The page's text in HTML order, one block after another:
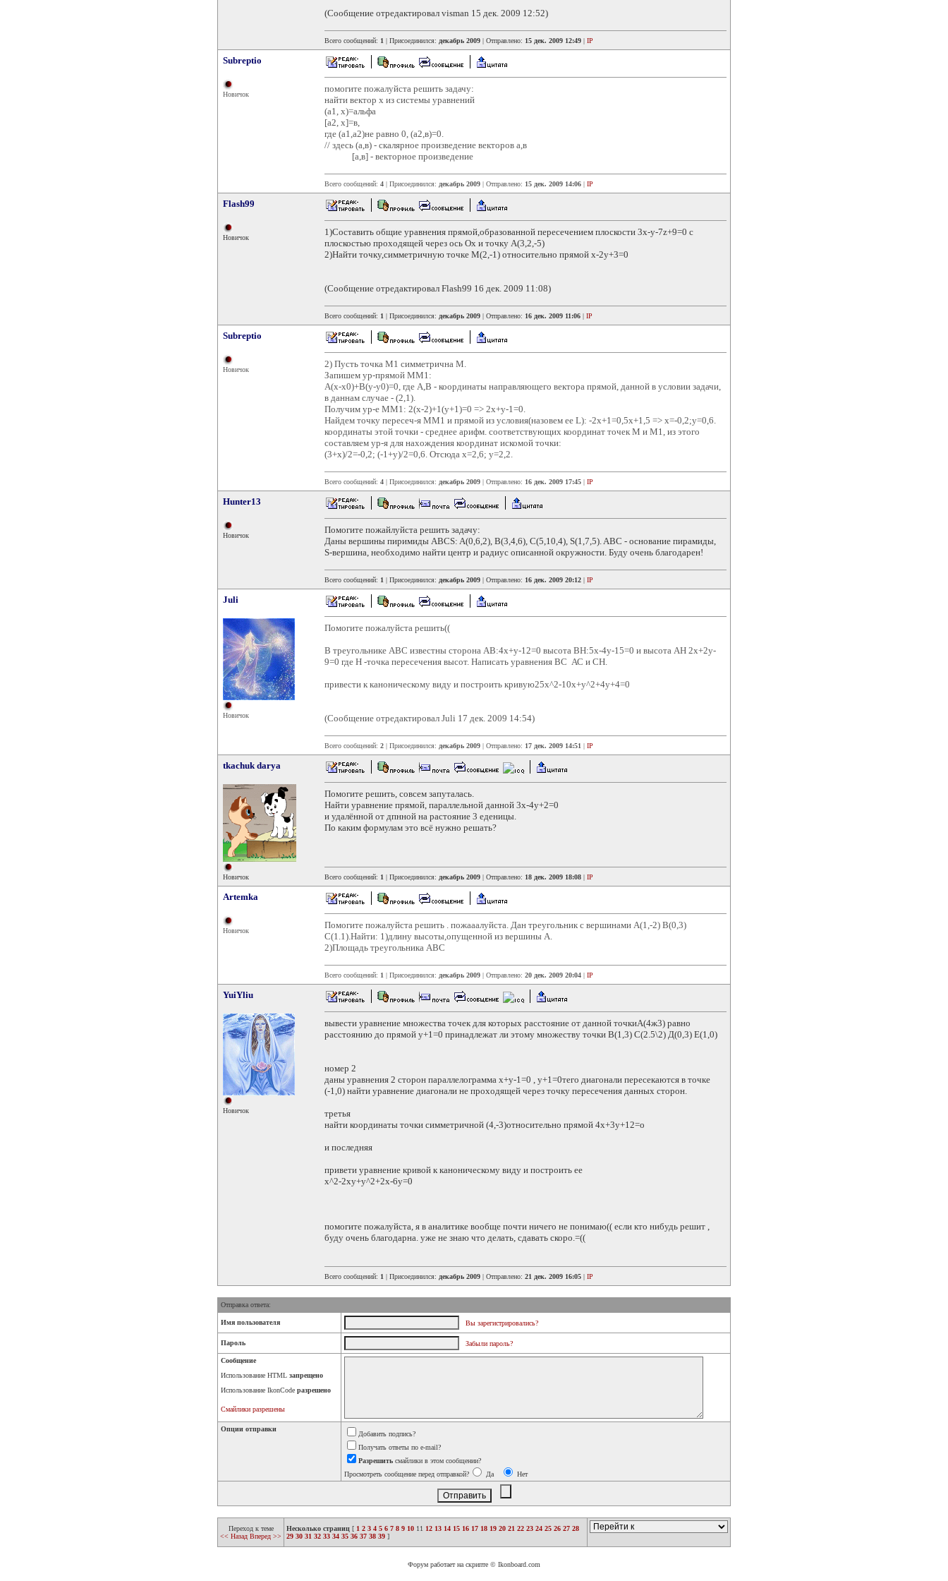
(Сообщение отредактировал visman 15 дек. 2009 12:52)
Всего сообщений: 1 | Присоединился: декабрь 2009 | Отправлено: 15 дек. 2009 12:49 | IP
Subreptio
Новичок
помогите пожалуйста решить задачу:
найти вектор х из системы уравнений
(а1, х)=альфа
[а2, х]=в,
где (а1,а2)не равно 0, (а2,в)=0.
// здесь (а,в) - скалярное произведение векторов а,в
[а,в] - векторное произведение
Всего сообщений: 4 | Присоединился: декабрь 2009 | Отправлено: 15 дек. 2009 14:06 | IP
Flash99
Новичок
1)Составить общие уравнения прямой,образованной пересечением плоскости 3х-у-7z+9=0 с
плоскостью проходящей через ось Ох и точку А(3,2,-5)
2)Найти точку,симметричную точке М(2,-1) относительно прямой х-2у+3=0
(Сообщение отредактировал Flash99 16 дек. 2009 11:08)
Всего сообщений: 1 | Присоединился: декабрь 2009 | Отправлено: 16 дек. 2009 11:06 | IP
Subreptio
Новичок
2) Пусть точка М1 симметрична М.
Запишем ур-прямой ММ1:
А(х-х0)+В(у-у0)=0, где А,В - координаты направляющего вектора прямой, данной в условии задачи,
в даннам случае - (2,1).
Получим ур-е ММ1: 2(х-2)+1(у+1)=0 => 2х+у-1=0.
Найдем точку пересеч-я ММ1 и прямой из условия(назовем ее L): -2х+1=0,5х+1,5 => х=-0,2;у=0,6.
координаты этой точки - среднее арифм. соответствующих координат точек М и М1, из этого
составляем ур-я для нахождения координат искомой точки:
(3+х)/2=-0,2; (-1+у)/2=0,6. Отсюда х=2,6; у=2,2.
Всего сообщений: 4 | Присоединился: декабрь 2009 | Отправлено: 16 дек. 2009 17:45 | IP
Hunter13
Новичок
Помогите пожайлуйста решить задачу:
Даны вершины пиримиды ABCS: A(0,6,2), B(3,4,6), C(5,10,4), S(1,7,5). ABC - основание пирамиды,
S-вершина, необходимо найти центр и радиус описанной окружности. Буду очень благодарен!
Всего сообщений: 1 | Присоединился: декабрь 2009 | Отправлено: 16 дек. 2009 20:12 | IP
Juli
Новичок
Помогите пожалуйста решить((
В треугольнике АВС известны сторона АВ:4x+y-12=0 высота ВН:5x-4y-15=0 и высота АН 2x+2y-
9=0 где H -точка пересечения высот. Написать уравнения ВС АС и СН.
привести к каноническому виду и построить кривую25x^2-10x+y^2+4y+4=0
(Сообщение отредактировал Juli 17 дек. 2009 14:54)
Всего сообщений: 2 | Присоединился: декабрь 2009 | Отправлено: 17 дек. 2009 14:51 | IP
tkachuk darya
Новичок
Помогите решить, совсем запуталась.
Найти уравнение прямой, параллельной данной 3х-4у+2=0
и удалённой от дпнной на растояние 3 еденицы.
По каким формулам это всё нужно решать?
Всего сообщений: 1 | Присоединился: декабрь 2009 | Отправлено: 18 дек. 2009 18:08 | IP
Artemka
Новичок
Помогите пожалуйста решить . пожааалуйста. Дан треугольник с вершинами А(1,-2) B(0,3)
C(1.1).Найти: 1)длину высоты,опущенной из вершины A.
2)Площадь треугольника ABC
Всего сообщений: 1 | Присоединился: декабрь 2009 | Отправлено: 20 дек. 2009 20:04 | IP
YuiYliu
Новичок
вывести уравнение множества точек для которых расстояние от данной точкиА(4ж3) равно
расстоянию до прямой у+1=0 принадлежат ли этому множеству точки В(1,3) С(2.5\2) Д(0,3) Е(1,0)
номер 2
даны уравнения 2 сторон параллелограмма х+у-1=0 , у+1=0тего диагонали пересекаются в точке
(-1,0) найти уравнение диагонали не проходящей через точку пересечения данных сторон.
третья
найти координаты точки симметричной (4,-3)относительно прямой 4х+3у+12=о
и последняя
привети уравнение кривой к каноническому виду и построить ее
х^2-2ху+у^2+2х-6у=0
помогите пожалуйста, я в аналитике вообще почти ничего не понимаю(( если кто нибудь решит ,
буду очень благодарна. уже не знаю что делать, сдавать скоро.=((
Всего сообщений: 1 | Присоединился: декабрь 2009 | Отправлено: 21 дек. 2009 16:05 | IP
Отправка ответа:
Имя пользователя Вы зарегистрировались?
Пароль Забыли пароль?
Сообщение
Использование HTML запрещено
Использование IkonCode разрешено
Смайлики разрешены
Опции отправки
Добавить подпись?
Получать ответы по e-mail?
Разрешить смайлики в этом сообщении?
Просмотреть сообщение перед отправкой?
Да Нет
Переход к теме
<< Назад Вперед >>
Несколько страниц [ 1 2 3 4 5 6 7 8 9 10 11 12 13 14 15 16 17 18 19 20 21 22 23 24 25 26 27 28
29 30 31 32 33 34 35 36 37 38 39 ]
Форум работает на скрипте © Ikonboard.com